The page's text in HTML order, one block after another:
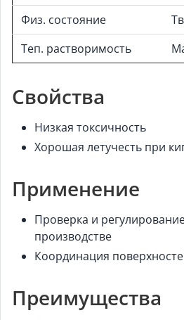
Физ. состояние
Теп. растворимость
Свойства
Низкая токсичность
Хорошая летучесть при
Применение
Проверка и
производстве
Координация
Преимущества